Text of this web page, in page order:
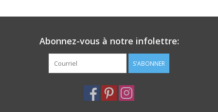
Abonnez-vous à notre infolettre:
S'ABONNER